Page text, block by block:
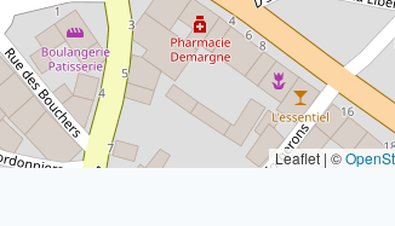
Leaflet | ©